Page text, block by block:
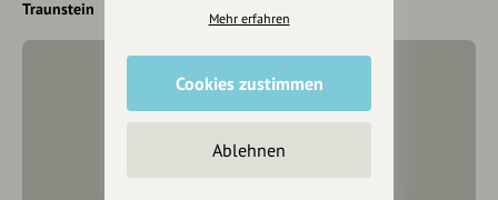
Traunstein
Mehr erfahren
Cookies zustimmen
Ablehnen